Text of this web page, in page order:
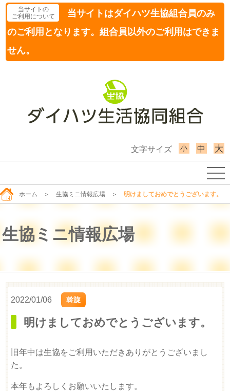
当サイトの
ご利用について
当サイトはダイハツ生協組合員のみ
のご利用となります。組合員以外のご利用はできま
せん。
文字サイズ 小 中 大
ホーム ＞ 生協ミニ情報広場 ＞ 明けましておめでとうございます。
生協ミニ情報広場
2022/01/06 斡旋
明けましておめでとうございます。
旧年中は生協をご利用いただきありがとうございまし
た。
本年もよろしくお願いいたします。